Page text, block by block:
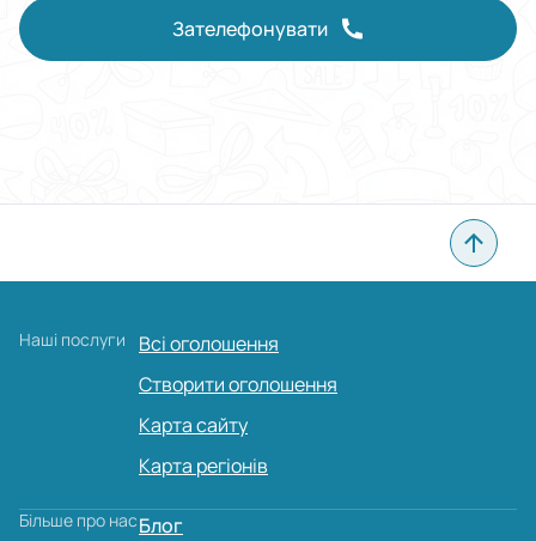
Зателефонувати
Наші послуги
Всі оголошення
Створити оголошення
Карта сайту
Карта регіонів
Більше про насБлог